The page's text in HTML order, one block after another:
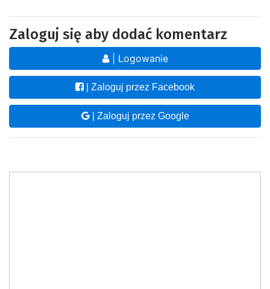
Zaloguj się aby dodać komentarz
| Logowanie
| Zaloguj przez Facebook
| Zaloguj przez Google